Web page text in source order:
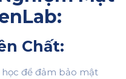
Chất:
để đảm bảo mật